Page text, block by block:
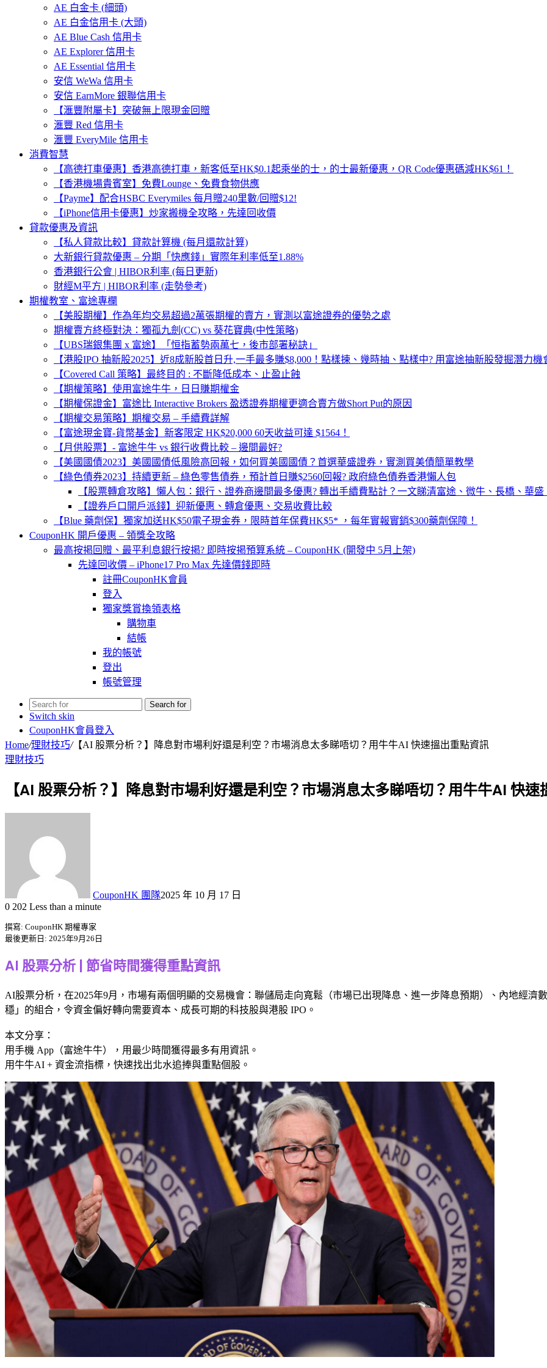
AE 白金卡 (細頭)
AE 白金信用卡 (大頭)
AE Blue Cash 信用卡
AE Explorer 信用卡
AE Essential 信用卡
安信 WeWa 信用卡
安信 EarnMore 銀聯信用卡
【滙豐附屬卡】突破無上限現金回贈
滙豐 Red 信用卡
滙豐 EveryMile 信用卡
消費智慧
【高德打車優惠】香港高德打車，新客低至HK$0.1起乘坐的士，的士最新優惠，QR Code優惠碼減HK$61！
【香港機場貴賓室】免費Lounge、免費食物供應
【Payme】配合HSBC Everymiles 每月贈240里數/回贈$12!
【iPhone信用卡優惠】炒家搬機全攻略，先達回收價
貸款優惠及資訊
【私人貸款比較】貸款計算機 (每月還款計算)
大新銀行貸款優惠 – 分期「快應錢」實際年利率低至1.88%
香港銀行公會 | HIBOR利率 (每日更新)
財經M平方 | HIBOR利率 (走勢參考)
期權教室、富途專欄
【美股期權】作為年均交易超過2萬張期權的賣方，實測以富途證券的優勢之處
期權賣方終極對決：獨孤九劍(CC) vs 葵花寶典(中性策略)
【UBS瑞銀集團 x 富途】「恒指蓄勢兩萬七，後市部署秘訣」
【港股IPO 抽新股2025】近8成新股首日升,一手最多賺$8,000！點樣揀、幾時抽、點樣中? 用富途抽新股發掘潛力機
【Covered Call 策略】最終目的 : 不斷降低成本、止盈止蝕
【期權策略】使用富途牛牛，日日賺期權金
【期權保證金】富途比 Interactive Brokers 盈透證券期權更適合賣方做Short Put的原因
【期權交易策略】期權交易 – 手續費詳解
【富途現金寶-貨幣基金】新客限定 HK$20,000 60天收益可達 $1564！
【月供股票】- 富途牛牛 vs 銀行收費比較 – 邊間最好?
【美國國債2023】美國國債低風險高回報，如何買美國國債？首選華盛證券，實測買美債簡單教學
【綠色債券2023】持續更新 – 綠色零售債券，預計首日賺$2560回報? 政府綠色債券香港懶人包
【股票轉倉攻略】懶人包：銀行、證券商邊間最多優惠? 轉出手續費點計？一文睇清富途、微牛、長橋、華盛
【證券戶口開戶派錢】迎新優惠、轉倉優惠、交易收費比較
【Blue 藥劑保】獨家加送HK$50電子現金券，限時首年保費HK$5* ，每年實報實銷$300藥劑保障！
CouponHK 開戶優惠 – 領獎全攻略
最高按掲回贈、最平利息銀行按掲? 即時按掲預算系統 – CouponHK (開發中 5月上架)
先達回收價 – iPhone17 Pro Max 先達價錢即時
註冊CouponHK會員
登入
獨家獎賞換領表格
購物車
結帳
我的帳號
登出
帳號管理
Search for
Switch skin
CouponHK會員登入
Home/理財技巧/【AI 股票分析？】降息對市場利好還是利空？市場消息太多睇唔切？用牛牛AI 快速搵出重點資訊
理財技巧
【AI 股票分析？】降息對市場利好還是利空？市場消息太多睇唔切？用牛牛AI 快速
CouponHK 團隊2025 年 10 月 17 日
0 202 Less than a minute
撰寫: CouponHK 期權專家
最後更新日: 2025年9月26日
AI 股票分析 | 節省時間獲得重點資訊
AI股票分析，在2025年9月，市場有兩個明顯的交易機會：聯儲局走向寬鬆（市場已出現降息、進一步降息預期）、內地經濟
穩」的組合，令資金偏好轉向需要資本、成長可期的科技股與港股 IPO。
本文分享：
用手機 App（富途牛牛），用最少時間獲得最多有用資訊。
用牛牛AI + 資金流指標，快速找出北水追捧與重點個股。